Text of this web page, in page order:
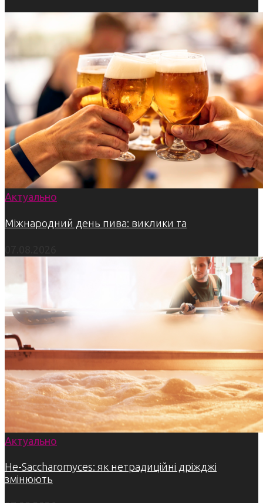
Актуально
Міжнародний день пива: виклики та
Актуально
Не-Saccharomyces: як нетрадиційні дріжджі
змінюють